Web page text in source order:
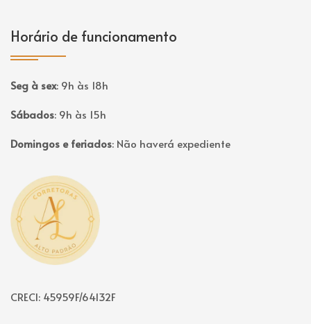
Horário de funcionamento
Seg à sex: 9h às 18h
Sábados: 9h às 15h
Domingos e feriados: Não haverá expediente
Página inicial
CRECI: 45959F/64132F